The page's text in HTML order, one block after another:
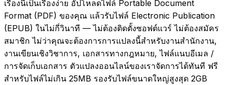
เรื่องนี้เป็นเรื่องง่าย อัปโหลดไฟล์ Portable Document
Format (PDF) ของคุณ แล้วรับไฟล์ Electronic Publication
(EPUB) ในไม่กี่วินาที — ไม่ต้องติดตั้งซอฟต์แวร์ ไม่ต้องสมัคร
สมาชิก ไม่ว่าคุณจะต้องการการแปลงนี้สำหรับงานสำนักงาน,
งานเขียนเชิงวิชาการ, เอกสารทางกฎหมาย, ไฟล์แนบอีเมล /
การจัดเก็บเอกสาร ตัวแปลงออนไลน์ของเราจัดการได้ทันที ฟรี
สำหรับไฟล์ไม่เกิน 25MB รองรับไฟล์ขนาดใหญ่สูงสุด 2GB